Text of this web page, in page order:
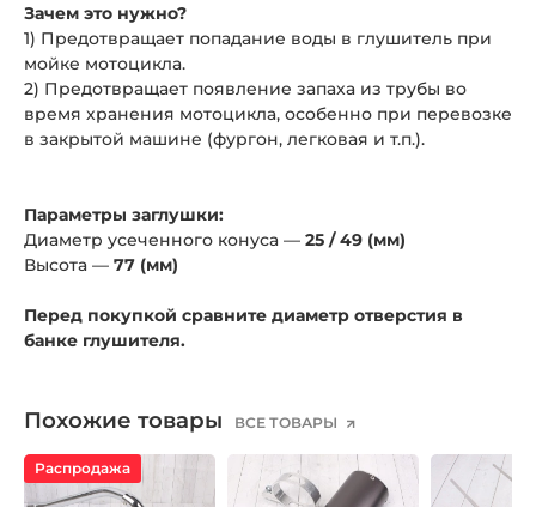
Зачем это нужно?
1) Предотвращает попадание воды в глушитель при
мойке мотоцикла.
2) Предотвращает появление запаха из трубы во
время хранения мотоцикла, особенно при перевозке
в закрытой машине (фургон, легковая и т.п.).
Параметры заглушки:
Диаметр усеченного конуса — 25 / 49 (мм)
Высота — 77 (мм)
Перед покупкой сравните диаметр отверстия в
банке глушителя.
Похожие товары ВСЕ ТОВАРЫ
Распродажа